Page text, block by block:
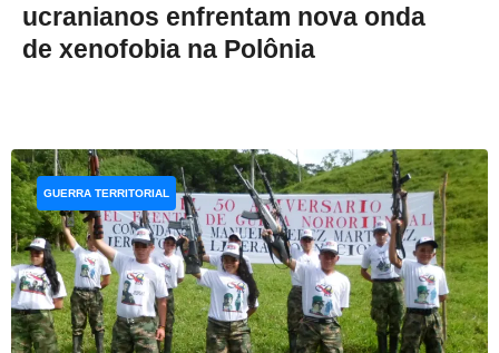
ucranianos enfrentam nova onda
de xenofobia na Polônia
GUERRA TERRITORIAL